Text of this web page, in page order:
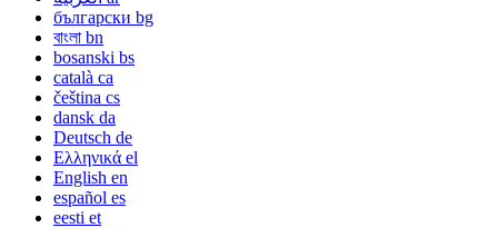
български bg
বাংলা bn
bosanski bs
català ca
čeština cs
dansk da
Deutsch de
Ελληνικά el
English en
español es
eesti et